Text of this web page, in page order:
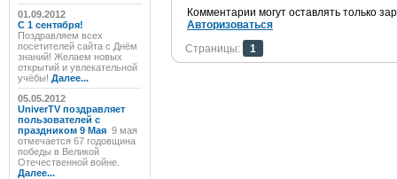
01.09.2012
C 1 сентября!
Поздравляем всех
посетителей сайта с Днём
знаний! Желаем новых
открытий и увлекательной
учёбы! Далее...
05.05.2012
UniverTV поздравляет
пользователей с
праздником 9 Мая 9 мая
отмечается 67 годовщина
победы в Великой
Отечественной войне.
Далее...
Комментарии могут оставлять только
Авторизоваться
Страницы:
1